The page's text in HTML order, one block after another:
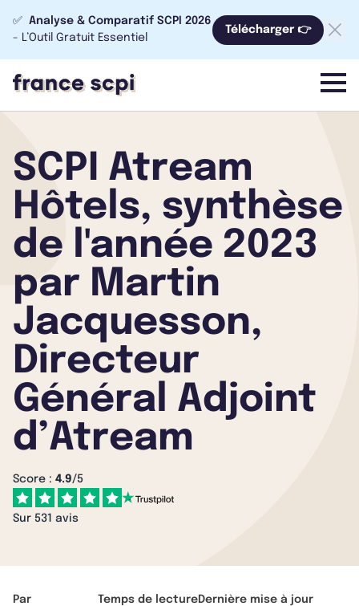
✅ Analyse & Comparatif SCPI 2026
- L’Outil Gratuit Essentiel
Télécharger 👉
menu
SCPI Atream
Hôtels, synthèse
de l'année 2023
par Martin
Jacquesson,
Directeur
Général Adjoint
d’Atream
Score : 4.9/5
Sur 531 avis
Par Temps de lectureDernière mise à jour